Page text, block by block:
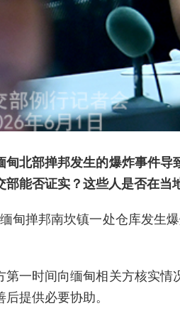
甸北部掸邦发生的爆炸事件
部能否证实？这些人是否在当
甸掸邦南坎镇一处仓库发生
第一时间向缅甸相关方核实
提供必要协助。